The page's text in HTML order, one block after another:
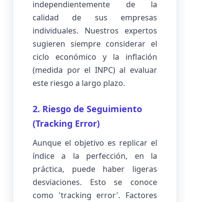
independientemente de la
calidad de sus empresas
individuales. Nuestros expertos
sugieren siempre considerar el
ciclo económico y la inflación
(medida por el INPC) al evaluar
este riesgo a largo plazo.
2. Riesgo de Seguimiento
(Tracking Error)
Aunque el objetivo es replicar el
índice a la perfección, en la
práctica, puede haber ligeras
desviaciones. Esto se conoce
como 'tracking error'. Factores